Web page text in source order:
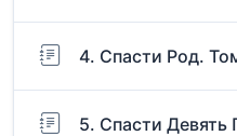
4. Спасти Род.
5. Спасти Девять